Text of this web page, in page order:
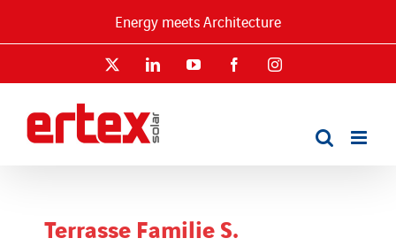
Energy meets Architecture
LinkedInYouTube FacebookInstagram
Terrasse Familie S.